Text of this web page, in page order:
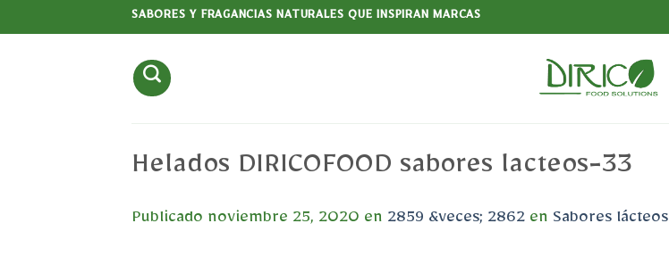
SABORES Y FRAGANCIAS NATURALES QUE INSPIRAN MARCAS
Helados DIRICOFOOD sabores lacteos-33
Publicado noviembre 25, 2020 en 2859 &veces; 2862 en Sabores lácteos